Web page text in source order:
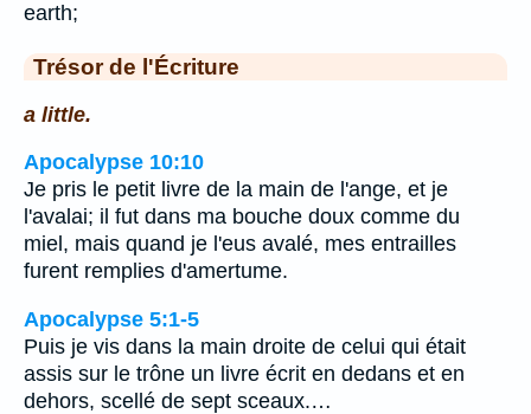
earth;
Trésor de l'Écriture
a little.
Apocalypse 10:10
Je pris le petit livre de la main de l'ange, et je
l'avalai; il fut dans ma bouche doux comme du
miel, mais quand je l'eus avalé, mes entrailles
furent remplies d'amertume.
Apocalypse 5:1-5
Puis je vis dans la main droite de celui qui était
assis sur le trône un livre écrit en dedans et en
dehors, scellé de sept sceaux.…